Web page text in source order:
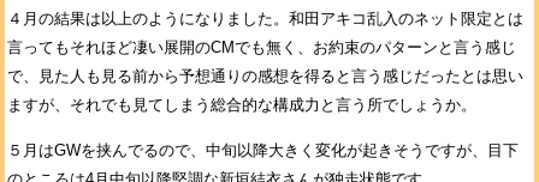
４月の結果は以上のようになりました。和田アキコ乱入のネット限定とは
言ってもそれほど凄い展開のCMでも無く、お約束のパターンと言う感じ
で、見た人も見る前から予想通りの感想を得ると言う感じだったとは思い
ますが、それでも見てしまう総合的な構成力と言う所でしょうか。
５月はGWを挟んでるので、中旬以降大きく変化が起きそうですが、目下